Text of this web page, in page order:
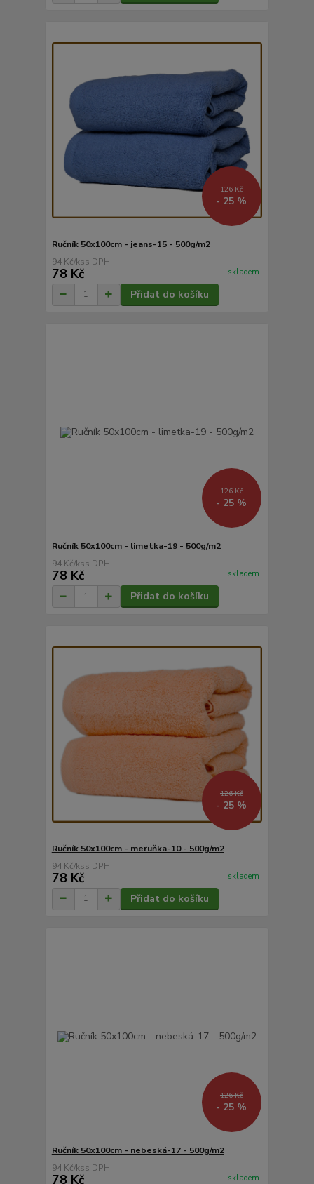
126 Kč
- 25 %
Ručník 50x100cm - jeans-15 - 500g/m2
94 Kč/ks
78 Kč skladem
Přidat do košíku
126 Kč
- 25 %
Ručník 50x100cm - limetka-19 - 500g/m2
94 Kč/ks
78 Kč skladem
Přidat do košíku
126 Kč
- 25 %
Ručník 50x100cm - meruňka-10 - 500g/m2
94 Kč/ks
78 Kč skladem
Přidat do košíku
126 Kč
- 25 %
Ručník 50x100cm - nebeská-17 - 500g/m2
94 Kč/ks
78 Kč skladem